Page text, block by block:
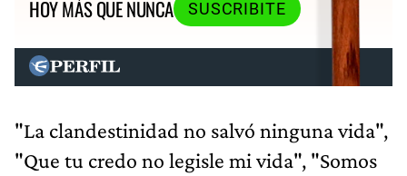
HOY MÁS QUE NUNCA SUSCRIBITE
"La clandestinidad no salvó ninguna vida",
"Que tu credo no legisle mi vida", "Somos